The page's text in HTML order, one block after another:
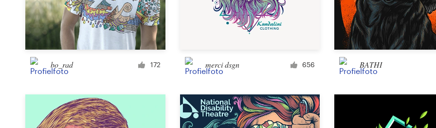
T-shirt
Kunst en Illustratie
bo_rad 172 merci dsgn 656 BATHI
Helpcentrum
Bronnen
Prijzen
Word een designer